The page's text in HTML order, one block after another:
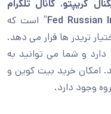
کریپتو، کانال تلگرام
Fed Russian” است که
تریدر ها قرار می دهد.
دارد و شما می توانید به
امکان خرید بیت کوین و
وجود دارد.